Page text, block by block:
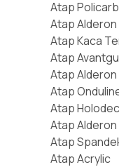
Atap
Atap Alderon
Atap Kaca
Atap
Atap
Atap
Atap
Atap Alderon
Atap
Atap Acrylic